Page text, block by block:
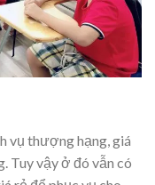
vụ thượng hạng, giá
Tuy vậy ở đó vẫn có